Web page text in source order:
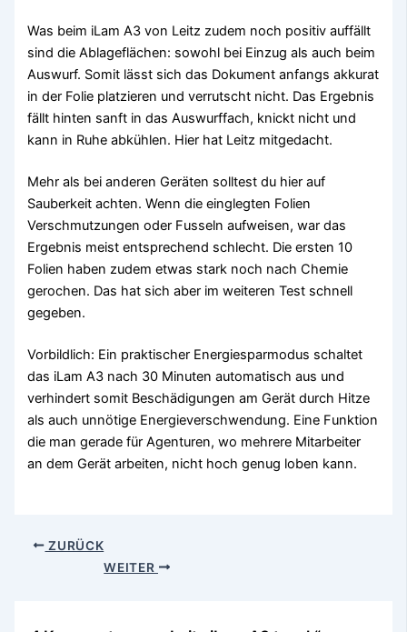
Was beim iLam A3 von Leitz zudem noch positiv auffällt
sind die Ablageflächen: sowohl bei Einzug als auch beim
Auswurf. Somit lässt sich das Dokument anfangs akkurat
in der Folie platzieren und verrutscht nicht. Das Ergebnis
fällt hinten sanft in das Auswurffach, knickt nicht und
kann in Ruhe abkühlen. Hier hat Leitz mitgedacht.
Mehr als bei anderen Geräten solltest du hier auf
Sauberkeit achten. Wenn die einglegten Folien
Verschmutzungen oder Fusseln aufweisen, war das
Ergebnis meist entsprechend schlecht. Die ersten 10
Folien haben zudem etwas stark noch nach Chemie
gerochen. Das hat sich aber im weiteren Test schnell
gegeben.
Vorbildlich: Ein praktischer Energiesparmodus schaltet
das iLam A3 nach 30 Minuten automatisch aus und
verhindert somit Beschädigungen am Gerät durch Hitze
als auch unnötige Energieverschwendung. Eine Funktion
die man gerade für Agenturen, wo mehrere Mitarbeiter
an dem Gerät arbeiten, nicht hoch genug loben kann.
ZURÜCK
WEITER